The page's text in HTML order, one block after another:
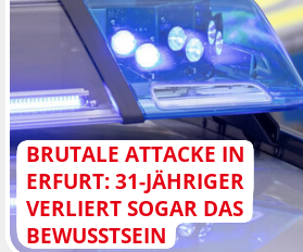
BRUTALE ATTACKE IN
ERFURT: 31-JÄHRIGER
VERLIERT SOGAR DAS
BEWUSSTSEIN